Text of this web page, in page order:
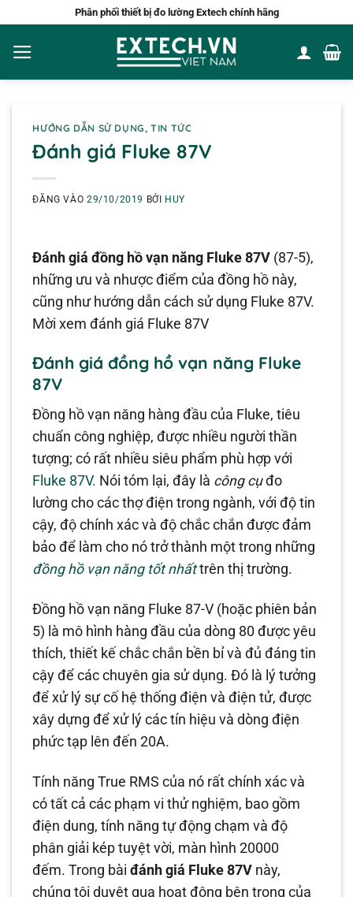
nội
dung
Phân phối thiết bị đo lường Extech chính hãng
HƯỚNG DẪN SỬ DỤNG,TIN TỨC
Đánh giá Fluke 87V
ĐĂNG VÀO 29/10/2019 BỞI HUY
Đánh giá đồng hồ vạn năng Fluke 87V (87-5),
những ưu và nhược điểm của đồng hồ này,
cũng như hướng dẫn cách sử dụng Fluke 87V.
Mời xem đánh giá Fluke 87V
Đánh giá đồng hồ vạn năng Fluke
87V
Đồng hồ vạn năng hàng đầu của Fluke, tiêu
chuẩn công nghiệp, được nhiều người thần
tượng; có rất nhiều siêu phẩm phù hợp với
Fluke 87V. Nói tóm lại, đây là công cụđo
lường cho các thợ điện trong ngành, với độ tin
cậy, độ chính xác và độ chắc chắn được đảm
bảo để làm cho nó trở thành một trong những
đồng hồ vạn năng tốt nhấttrên thị trường.
Đồng hồ vạn năng Fluke 87-V (hoặc phiên bản
5) là mô hình hàng đầu của dòng 80 được yêu
thích, thiết kế chắc chắn bền bỉ và đủ đáng tin
cậy để các chuyên gia sử dụng. Đó là lý tưởng
để xử lý sự cố hệ thống điện và điện tử, được
xây dựng để xử lý các tín hiệu và dòng điện
phức tạp lên đến 20A.
Tính năng True RMS của nó rất chính xác và
có tất cả các phạm vi thử nghiệm, bao gồm
điện dung, tính năng tự động chạm và độ
phân giải kép tuyệt vời, màn hình 20000
đếm. Trong bàiđánh giá Fluke 87V này,
chúng tôi duyệt qua hoạt động bên trong của